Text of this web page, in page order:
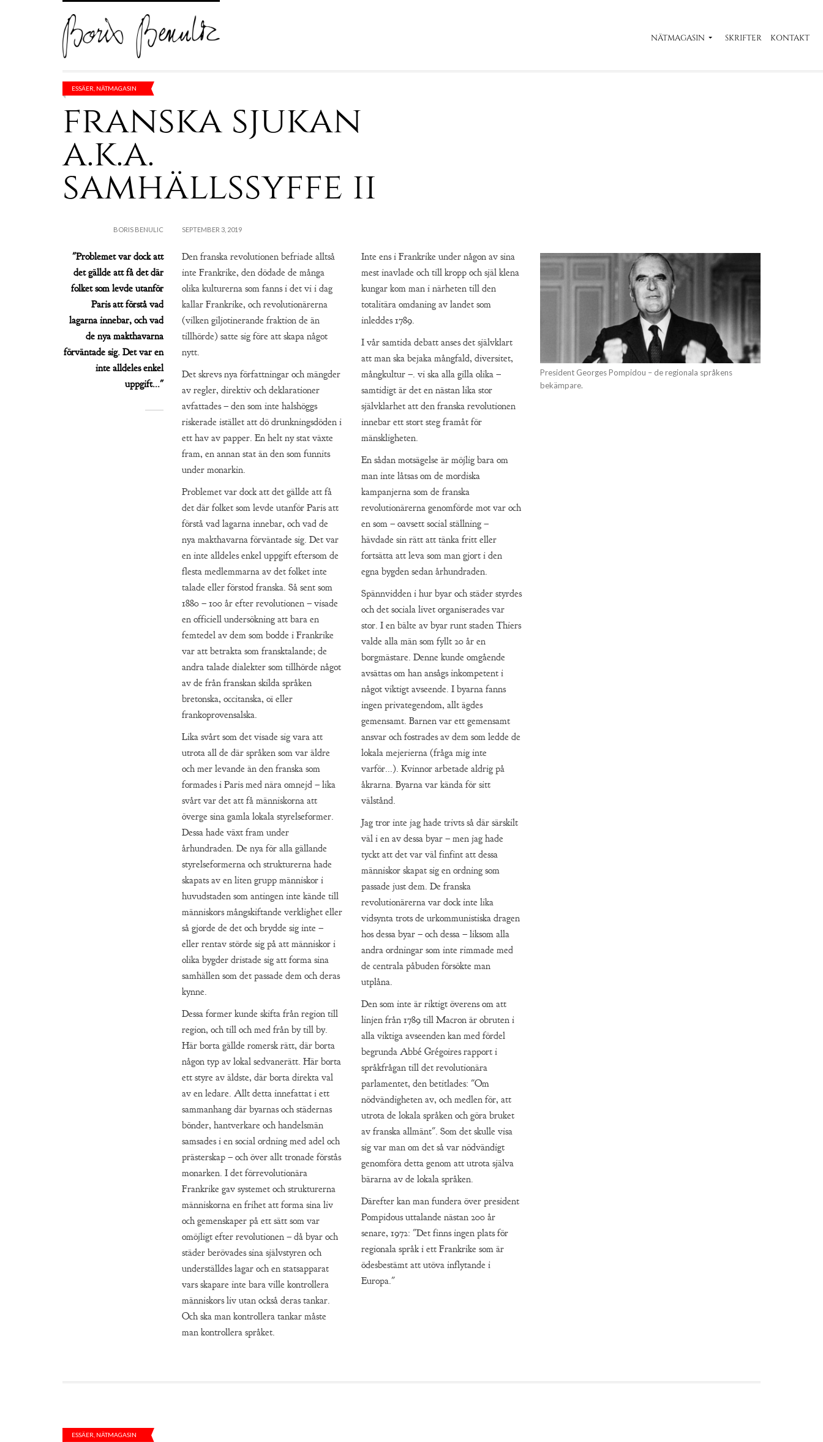
NÄTMAGASIN SKRIFTER KONTAKT
ESSÄER NÄTMAGASIN
franska sjukan
a.k.a.
samhällssyffe ii
BORIS BENULIC
"Problemet var dock att
det gällde att få det där
folket som levde utanför
Paris att förstå vad
lagarna innebar, och vad
de nya makthavarna
förväntade sig. Det var en
inte alldeles enkel
uppgift..."
SEPTEMBER 3, 2019
Den franska revolutionen befriade alltså
inte Frankrike, den dödade de många
olika kulturerna som fanns i det vi i dag
kallar Frankrike, och revolutionärerna
(vilken giljotinerande fraktion de än
tillhörde) satte sig före att skapa något
nytt.
Det skrevs nya författningar och mängder
av regler, direktiv och deklarationer
avfattades – den som inte halshöggs
riskerade istället att dö drunkningsdöden i
ett hav av papper. En helt ny stat växte
fram, en annan stat än den som funnits
under monarkin.
Problemet var dock att det gällde att få
det där folket som levde utanför Paris att
förstå vad lagarna innebar, och vad de
nya makthavarna förväntade sig. Det var
en inte alldeles enkel uppgift eftersom de
flesta medlemmarna av det folket inte
talade eller förstod franska. Så sent som
1880 – 100 år efter revolutionen – visade
en officiell undersökning att bara en
femtedel av dem som bodde i Frankrike
var att betrakta som fransktalande; de
andra talade dialekter som tillhörde något
av de från franskan skilda språken
bretonska, occitanska, oï eller
frankoprovensalska.
Lika svårt som det visade sig vara att
utrota all de där språken som var äldre
och mer levande än den franska som
formades i Paris med nära omnejd – lika
svårt var det att få människorna att
överge sina gamla lokala styrelseformer.
Dessa hade växt fram under
århundraden. De nya för alla gällande
styrelseformerna och strukturerna hade
skapats av en liten grupp människor i
huvudstaden som antingen inte kände till
människors mångskiftande verklighet eller
så gjorde de det och brydde sig inte –
eller rentav störde sig på att människor i
olika bygder dristade sig att forma sina
samhällen som det passade dem och deras
kynne.
Dessa former kunde skifta från region till
region, och till och med från by till by.
Här borta gällde romersk rätt, där borta
någon typ av lokal sedvanerätt. Här borta
ett styre av äldste, där borta direkta val
av en ledare. Allt detta innefattat i ett
sammanhang där byarnas och städernas
bönder, hantverkare och handelsmän
samsades i en social ordning med adel och
prästerskap – och över allt tronade förstås
monarken. I det förrevolutionära
Frankrike gav systemet och strukturerna
människorna en frihet att forma sina liv
och gemenskaper på ett sätt som var
omöjligt efter revolutionen – då byar och
städer berövades sina självstyren och
underställdes lagar och en statsapparat
vars skapare inte bara ville kontrollera
människors liv utan också deras tankar.
Och ska man kontrollera tankar måste
man kontrollera språket.
Inte ens i Frankrike under någon av sina
mest inavlade och till kropp och själ klena
kungar kom man i närheten till den
totalitära omdaning av landet som
inleddes 1789.
I vår samtida debatt anses det självklart
att man ska bejaka mångfald, diversitet,
mångkultur –. vi ska alla gilla olika –
samtidigt är det en nästan lika stor
självklarhet att den franska revolutionen
innebar ett stort steg framåt för
mänskligheten.
En sådan motsägelse är möjlig bara om
man inte låtsas om de mordiska
kampanjerna som de franska
revolutionärerna genomförde mot var och
en som – oavsett social ställning –
hävdade sin rätt att tänka fritt eller
fortsätta att leva som man gjort i den
egna bygden sedan århundraden.
Spännvidden i hur byar och städer styrdes
och det sociala livet organiserades var
stor. I en bälte av byar runt staden Thiers
valde alla män som fyllt 20 år en
borgmästare. Denne kunde omgående
avsättas om han ansågs inkompetent i
något viktigt avseende. I byarna fanns
ingen privategendom, allt ägdes
gemensamt. Barnen var ett gemensamt
ansvar och fostrades av dem som ledde de
lokala mejerierna (fråga mig inte
varför...). Kvinnor arbetade aldrig på
åkrarna. Byarna var kända för sitt
välstånd.
Jag tror inte jag hade trivts så där särskilt
väl i en av dessa byar – men jag hade
tyckt att det var väl finfint att dessa
människor skapat sig en ordning som
passade just dem. De franska
revolutionärerna var dock inte lika
vidsynta trots de urkommunistiska dragen
hos dessa byar – och dessa – liksom alla
andra ordningar som inte rimmade med
de centrala påbuden försökte man
utplåna.
Den som inte är riktigt överens om att
linjen från 1789 till Macron är obruten i
alla viktiga avseenden kan med fördel
begrunda Abbé Grégoires rapport i
språkfrågan till det revolutionära
parlamentet, den betitlades: "Om
nödvändigheten av, och medlen för, att
utrota de lokala språken och göra bruket
av franska allmänt". Som det skulle visa
sig var man om det så var nödvändigt
genomföra detta genom att utrota själva
bärarna av de lokala språken.
Därefter kan man fundera över president
Pompidous uttalande nästan 200 år
senare, 1972: "Det finns ingen plats för
regionala språk i ett Frankrike som är
ödesbestämt att utöva inflytande i
Europa."
President Georges Pompidou – de regionala språkens
bekämpare.
ESSÄER NÄTMAGASIN